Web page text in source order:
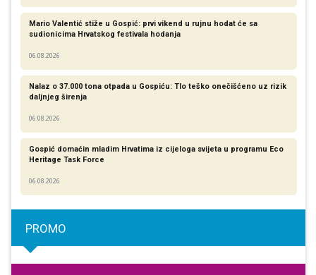
Mario Valentić stiže u Gospić: prvi vikend u rujnu hodat će sa
sudionicima Hrvatskog festivala hodanja
06.08.2026
Nalaz o 37.000 tona otpada u Gospiću: Tlo teško onečišćeno uz rizik
daljnjeg širenja
06.08.2026
Gospić domaćin mladim Hrvatima iz cijeloga svijeta u programu Eco
Heritage Task Force
06.08.2026
PROMO